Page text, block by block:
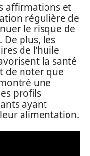
affirmations et
régulière de
le risque de
De plus, les
de l’huile
la santé
de noter que
une
profils
ayant
alimentation.